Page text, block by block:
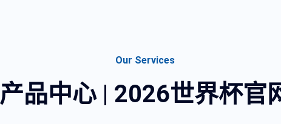
Our Services
产品中心 | 2026世界杯官